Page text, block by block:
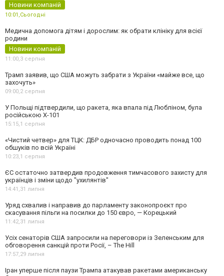
Новини компаній
10:01,Сьогодні
Медична допомога дітям і дорослим: як обрати клініку для всієї
родини
Новини компаній
11:00,3 серпня
Трамп заявив, що США можуть забрати з України «майже все, що
захочуть»
09:00,2 серпня
У Польщі підтвердили, що ракета, яка впала під Любліном, була
російською Х-101
15:15,1 серпня
«Чистий четвер» для ТЦК: ДБР одночасно проводить понад 100
обшуків по всій Україні
10:23,1 серпня
ЄС остаточно затвердив продовження тимчасового захисту для
українців і зміни щодо "ухилянтів"
14:41,31 липня
Уряд схвалив і направив до парламенту законопроєкт про
скасування пільги на посилки до 150 євро, — Корецький
11:42,31 липня
Усіх сенаторів США запросили на переговори із Зеленським для
обговорення санкцій проти Росії, – The Hill
17:57,29 липня
Іран уперше після паузи Трампа атакував ракетами американську